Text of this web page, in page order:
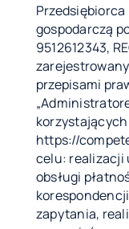
gospodarczą
9512612343,
przepisami
https://
celu: realizacji
obsługi
zapytania,